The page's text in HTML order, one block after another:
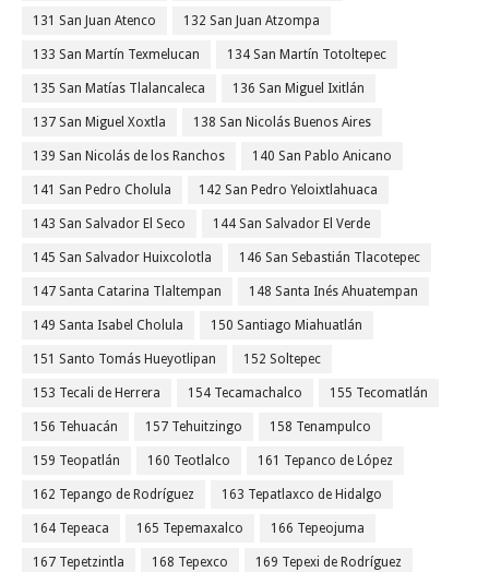
131 San Juan Atenco 132 San Juan Atzompa
133 San Martín Texmelucan 134 San Martín Totoltepec
135 San Matías Tlalancaleca 136 San Miguel Ixitlán
137 San Miguel Xoxtla 138 San Nicolás Buenos Aires
139 San Nicolás de los Ranchos 140 San Pablo Anicano
141 San Pedro Cholula 142 San Pedro Yeloixtlahuaca
143 San Salvador El Seco 144 San Salvador El Verde
145 San Salvador Huixcolotla 146 San Sebastián Tlacotepec
147 Santa Catarina Tlaltempan 148 Santa Inés Ahuatempan
149 Santa Isabel Cholula 150 Santiago Miahuatlán
151 Santo Tomás Hueyotlipan 152 Soltepec
153 Tecali de Herrera 154 Tecamachalco 155 Tecomatlán
156 Tehuacán 157 Tehuitzingo 158 Tenampulco
159 Teopatlán 160 Teotlalco 161 Tepanco de López
162 Tepango de Rodríguez 163 Tepatlaxco de Hidalgo
164 Tepeaca 165 Tepemaxalco 166 Tepeojuma
167 Tepetzintla 168 Tepexco 169 Tepexi de Rodríguez